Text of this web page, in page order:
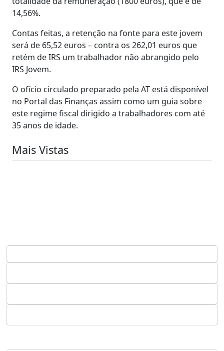
14,56%.
Contas feitas, a retenção na fonte para este jovem
será de 65,52 euros – contra os 262,01 euros que
retém de IRS um trabalhador não abrangido pelo
IRS Jovem.
O ofício circulado preparado pela AT está disponível
no Portal das Finanças assim como um guia sobre
este regime fiscal dirigido a trabalhadores com até
35 anos de idade.
Mais Vistas